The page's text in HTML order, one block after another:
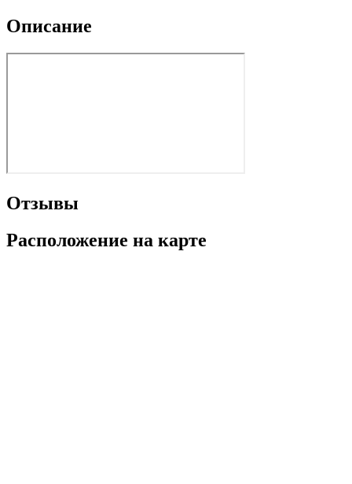
Описание
Отзывы
Расположение на карте